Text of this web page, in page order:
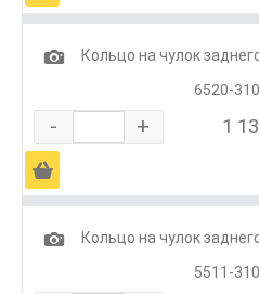
1
Кольцо на чулок
6520-
- + 1
Ä
1
Кольцо на чулок
5511-